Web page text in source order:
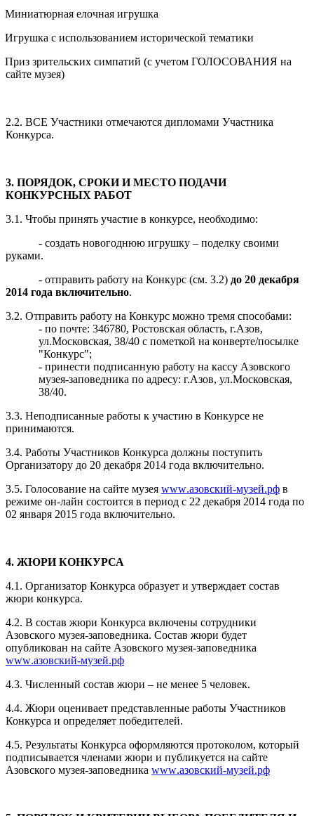
Миниатюрная елочная игрушка
Игрушка с использованием исторической тематики
Приз зрительских симпатий (с учетом ГОЛОСОВАНИЯ на
сайте музея)
2.2. ВСЕ Участники отмечаются дипломами Участника
Конкурса.
3. ПОРЯДОК, СРОКИ И МЕСТО ПОДАЧИ
КОНКУРСНЫХ РАБОТ
3.1. Чтобы принять участие в конкурсе, необходимо:
- создать новогоднюю игрушку – поделку своими
руками.
- отправить работу на Конкурс (см. 3.2) до 20 декабря
2014 года включительно.
3.2. Отправить работу на Конкурс можно тремя способами:
- по почте: 346780, Ростовская область, г.Азов,
ул.Московская, 38/40 с пометкой на конверте/посылке
"Конкурс";
- принести подписанную работу на кассу Азовского
музея-заповедника по адресу: г.Азов, ул.Московская,
38/40.
3.3. Неподписанные работы к участию в Конкурсе не
принимаются.
3.4. Работы Участников Конкурса должны поступить
Организатору до 20 декабря 2014 года включительно.
3.5. Голосование на сайте музея www.азовский-музей.рф в
режиме он-лайн состоится в период с 22 декабря 2014 года по
02 января 2015 года включительно.
4. ЖЮРИ КОНКУРСА
4.1. Организатор Конкурса образует и утверждает состав
жюри конкурса.
4.2. В состав жюри Конкурса включены сотрудники
Азовского музея-заповедника. Состав жюри будет
опубликован на сайте Азовского музея-заповедника
www.азовский-музей.рф
4.3. Численный состав жюри – не менее 5 человек.
4.4. Жюри оценивает представленные работы Участников
Конкурса и определяет победителей.
4.5. Результаты Конкурса оформляются протоколом, который
подписывается членами жюри и публикуется на сайте
Азовского музея-заповедника www.азовский-музей.рф